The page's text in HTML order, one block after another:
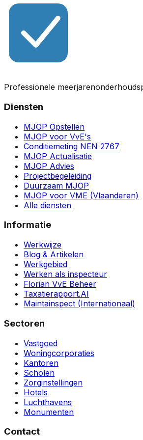
Professionele
Diensten
MJOP Opstellen
MJOP voor VvE's
Conditiemeting NEN 2767
MJOP Actualisatie
MJOP Advies
Projectbegeleiding
Duurzaam MJOP
MJOP voor VME (Vlaanderen)
Alle diensten
Informatie
Werkwijze
Blog & Artikelen
Werkgebied
Werken als inspecteur
Florian VvE Beheer
Taxatierapport.AI
Maintainspect (Internationaal)
Sectoren
Vastgoed
Woningcorporaties
Kantoren
Scholen
Zorginstellingen
Hotels
Luchthavens
Monumenten
Contact